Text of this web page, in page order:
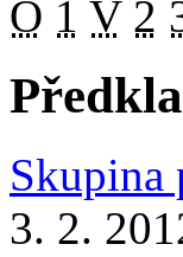
O 1 V 2
Skupina
3. 2.